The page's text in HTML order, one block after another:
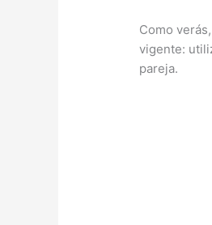
Como
vigente:
pareja.